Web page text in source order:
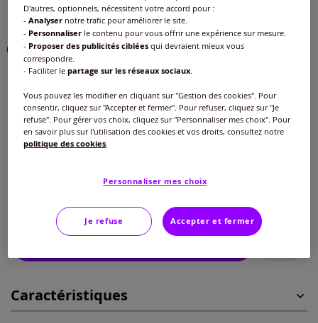
Choisir une couleur :
Veuillez sélectionner une taille
40 -En stock
En stock
46 -En stock
48 -En stock
Guide des tailles
Caractéristiques
D'autres, optionnels, nécessitent votre accord pour :
-Analyser notre trafic pour améliorer le site.
- Personnaliser le contenu pour vous offrir une expérience sur mesure.
- Proposer des publicités ciblées qui devraient mieux vous
correspondre.
- Faciliter lepartage sur les réseaux sociaux.
Vous pouvez les modifier en cliquant sur "Gestion des cookies". Pour
consentir, cliquez sur "Accepter et fermer". Pour refuser, cliquez sur "Je
refuse". Pour gérer vos choix, cliquez sur "Personnaliser mes choix". Pour
en savoir plus sur l'utilisation des cookies et vos droits, consultez notre
politique des cookies.
Personnaliser mes choix
Je refuse Accepter et fermer